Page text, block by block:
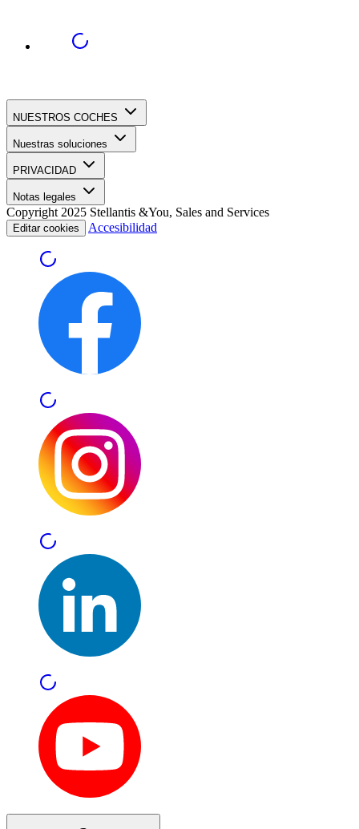
NUESTROS COCHES
Nuestras soluciones
PRIVACIDAD
Notas legales
Copyright 2025 Stellantis &You, Sales and Services
Editar cookies Accesibilidad